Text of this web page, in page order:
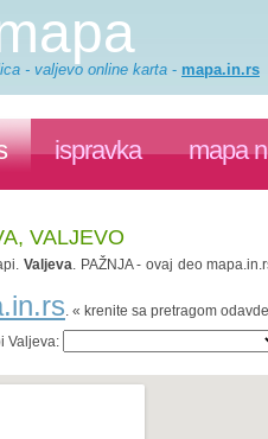
- valjevo online karta - mapa.in.rs
ispravka mapa
VALJEVO
Valjeva. PAŽNJA - ovaj deo
. « krenite sa pretragom odavde
Valjeva: